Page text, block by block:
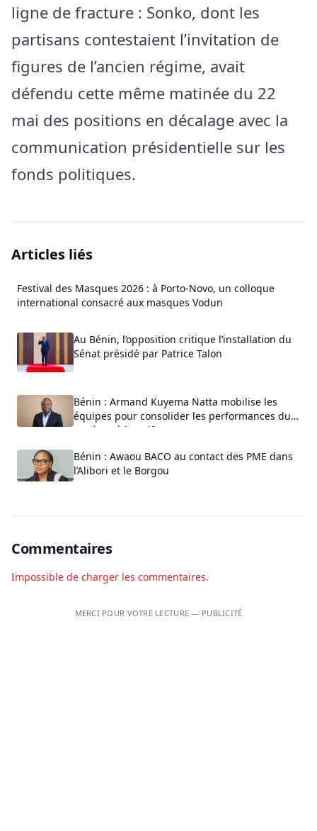
ligne de fracture : Sonko, dont les
partisans contestaient l’invitation de
figures de l’ancien régime, avait
défendu cette même matinée du 22
mai des positions en décalage avec la
communication présidentielle sur les
fonds politiques.
Articles liés
Festival des Masques 2026 : à Porto-Novo, un colloque
international consacré aux masques Vodun
Au Bénin, l’opposition critique l’installation du
Sénat présidé par Patrice Talon
Bénin : Armand Kuyema Natta mobilise les
équipes pour consolider les performances du
système éducatif
Bénin : Awaou BACO au contact des PME dans
l’Alibori et le Borgou
Commentaires
Impossible de charger les commentaires.
MERCI POUR VOTRE LECTURE — PUBLICITÉ